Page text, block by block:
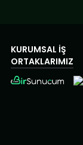
KURUMSAL İŞ
ORTAKLARIMIZ